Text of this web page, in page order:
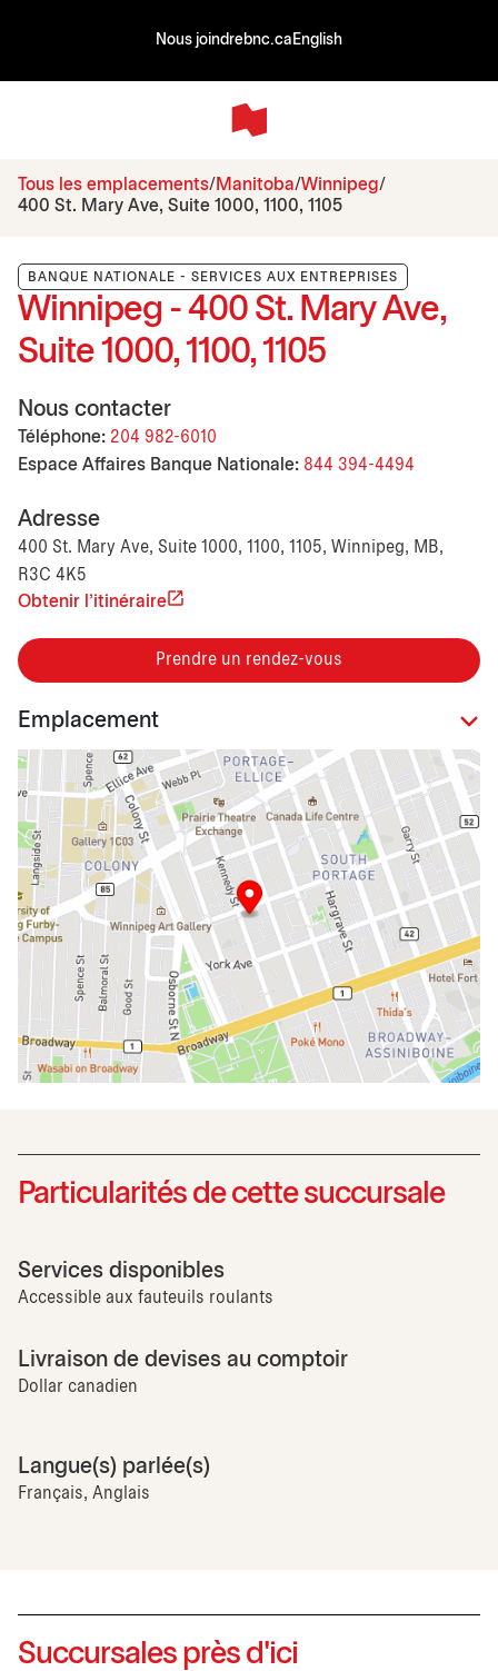
Nous joindrebnc.ca English
Tous les emplacements Manitoba Winnipeg
400 St. Mary Ave, Suite 1000, 1100, 1105
BANQUE NATIONALE - SERVICES AUX ENTREPRISES
Winnipeg - 400 St. Mary Ave,
Suite 1000, 1100, 1105
Nous contacter
Téléphone: 204 982-6010
Espace Affaires Banque Nationale: 844 394-4494
Adresse
400 St. Mary Ave, Suite 1000, 1100, 1105, Winnipeg, MB,
R3C 4K5
Obtenir l'itinéraire
Prendre un rendez-vous
Emplacement
Particularités de cette succursale
Services disponibles
Accessible aux fauteuils roulants
Livraison de devises au comptoir
Dollar canadien
Langue(s) parlée(s)
Français, Anglais
Succursales près d'ici